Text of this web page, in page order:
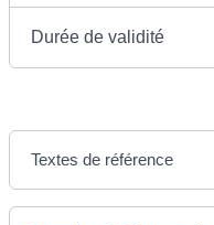
Durée de validité
Textes de référence